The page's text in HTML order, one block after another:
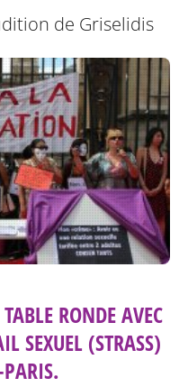
de Griselidis
RONDE AVEC
SEXUEL (STRASS)